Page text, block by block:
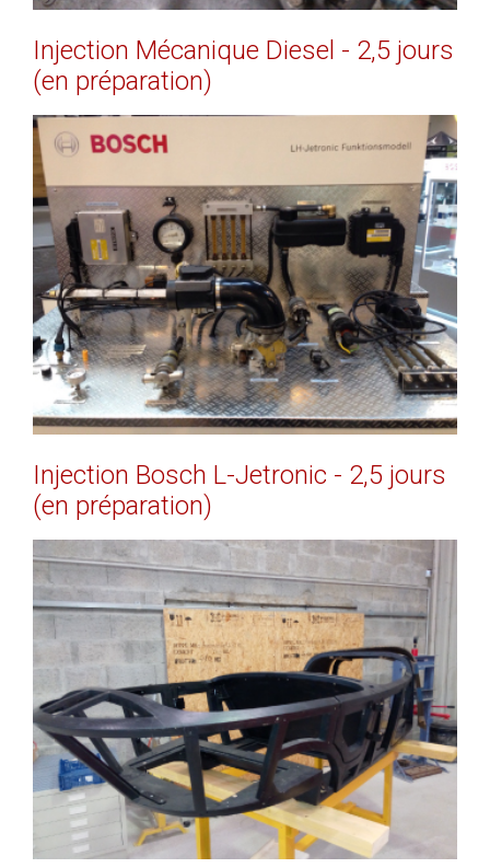
Injection Mécanique Diesel - 2,5 jours
(en préparation)
EN SAVOIR PLUS
Injection Bosch L-Jetronic - 2,5 jours
(en préparation)
EN SAVOIR PLUS